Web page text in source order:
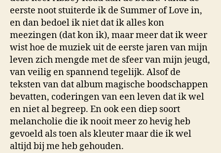
eerste noot stuiterde ik de Summer of Love in,
en dan bedoel ik niet dat ik alles kon
meezingen (dat kon ik), maar meer dat ik weer
wist hoe de muziek uit de eerste jaren van mijn
leven zich mengde met de sfeer van mijn jeugd,
van veilig en spannend tegelijk. Alsof de
teksten van dat album magische boodschappen
bevatten, coderingen van een leven dat ik wel
en niet al begreep. En ook een diep soort
melancholie die ik nooit meer zo hevig heb
gevoeld als toen als kleuter maar die ik wel
altijd bij me heb gehouden.